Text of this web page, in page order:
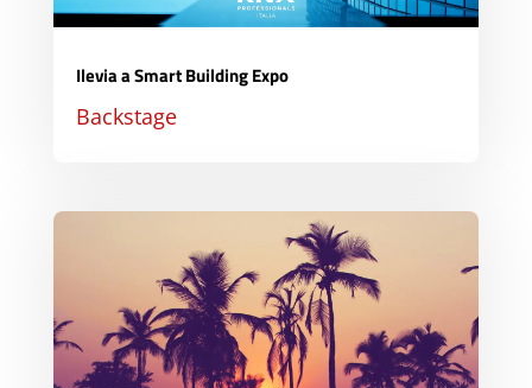
Ilevia a Smart Building Expo
Backstage